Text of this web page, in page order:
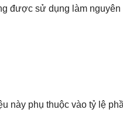
được sử dụng làm nguyên
này phụ thuộc vào tỷ lệ